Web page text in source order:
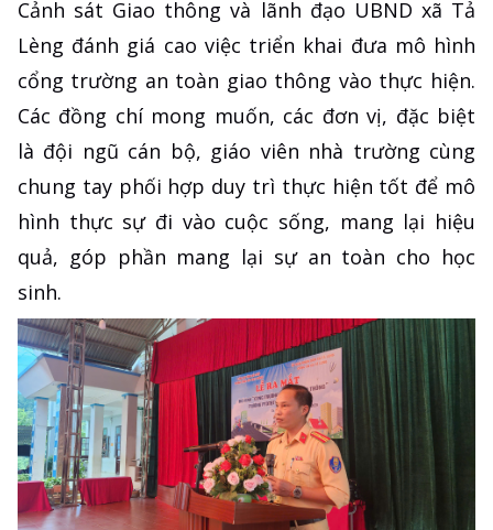
Cảnh sát Giao thông và lãnh đạo UBND xã Tả
Lèng đánh giá cao việc triển khai đưa mô hình
cổng trường an toàn giao thông vào thực hiện.
Các đồng chí mong muốn, các đơn vị, đặc biệt
là đội ngũ cán bộ, giáo viên nhà trường cùng
chung tay phối hợp duy trì thực hiện tốt để mô
hình thực sự đi vào cuộc sống, mang lại hiệu
quả, góp phần mang lại sự an toàn cho học
sinh.